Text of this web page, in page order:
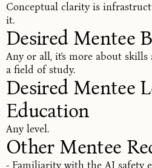
Conceptual clarity is
it.
Desired Mentee
Any or all, it's more about skills
a field of study.
Desired Mentee
Education
Any level.
Other Mentee
- Familiarity with the AI safety